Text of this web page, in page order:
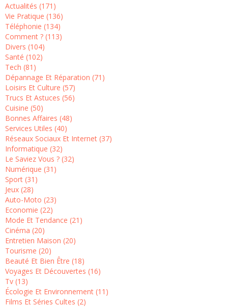
Actualités (171)
Vie Pratique (136)
Téléphonie (134)
Comment ? (113)
Divers (104)
Santé (102)
Tech (81)
Dépannage Et Réparation (71)
Loisirs Et Culture (57)
Trucs Et Astuces (56)
Cuisine (50)
Bonnes Affaires (48)
Services Utiles (40)
Réseaux Sociaux Et Internet (37)
Informatique (32)
Le Saviez Vous ? (32)
Numérique (31)
Sport (31)
Jeux (28)
Auto-Moto (23)
Economie (22)
Mode Et Tendance (21)
Cinéma (20)
Entretien Maison (20)
Tourisme (20)
Beauté Et Bien Être (18)
Voyages Et Découvertes (16)
Tv (13)
Écologie Et Environnement (11)
Films Et Séries Cultes (2)